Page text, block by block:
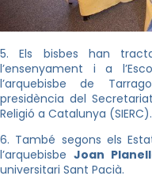
5. Els bisbes han
l’ensenyament i a
l’arquebisbe de
presidència del
Religió a Catalunya (SIERC).
6. També segons els
l’arquebisbe Joan
universitari Sant Pacià.